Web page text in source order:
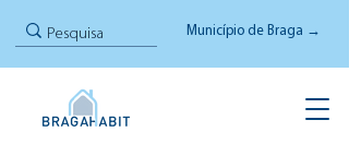
Município de Braga →